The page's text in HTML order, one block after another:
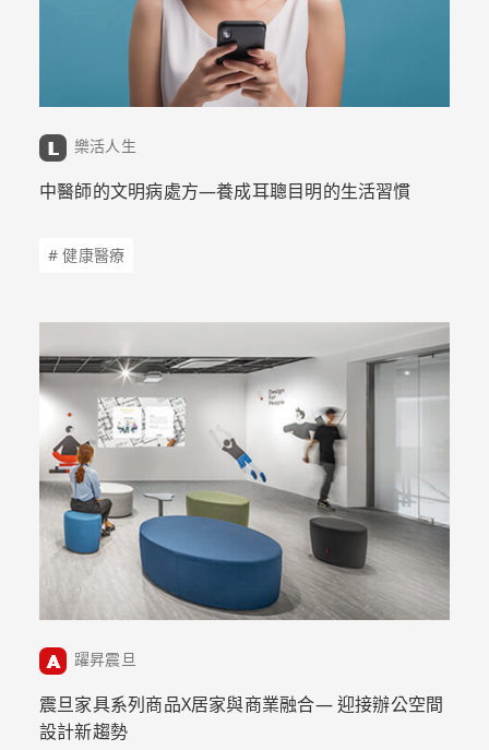
樂活人生
中醫師的文明病處方—養成耳聰目明的生活習慣
# 健康醫療
躍昇震旦
震旦家具系列商品X居家與商業融合— 迎接辦公空間
設計新趨勢